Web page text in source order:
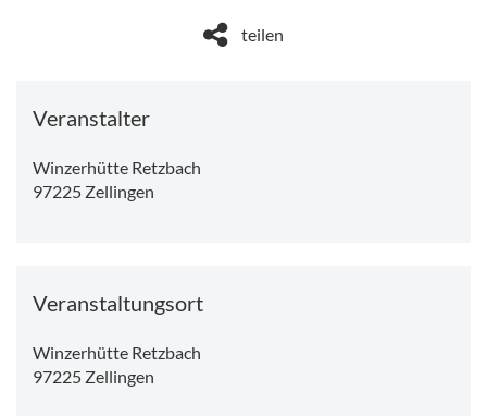
teilen
Veranstalter
Winzerhütte Retzbach
97225 Zellingen
Veranstaltungsort
Winzerhütte Retzbach
97225 Zellingen